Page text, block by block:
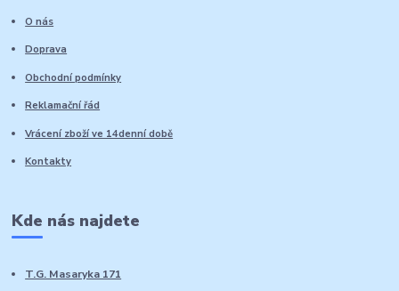
O nás
Doprava
Obchodní podmínky
Reklamační řád
Vrácení zboží ve 14denní době
Kontakty
Kde nás najdete
T.G. Masaryka 171